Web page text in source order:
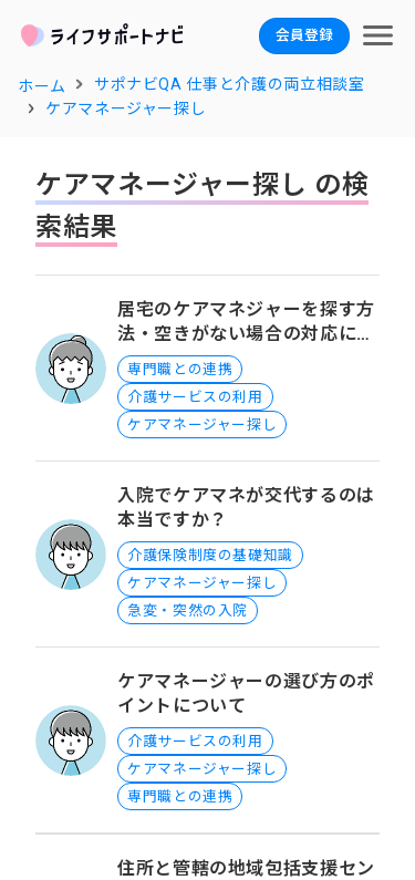
会員登録
ホーム
サポナビQA 仕事と介護の両立相談室
ケアマネージャー探し
ケアマネージャー探し の検
索結果
居宅のケアマネジャーを探す方
法・空きがない場合の対応につ
いて
専門職との連携
介護サービスの利用
ケアマネージャー探し
入院でケアマネが交代するのは
本当ですか？
介護保険制度の基礎知識
ケアマネージャー探し
急変・突然の入院
ケアマネージャーの選び方のポ
イントについて
介護サービスの利用
ケアマネージャー探し
専門職との連携
住所と管轄の地域包括支援セン